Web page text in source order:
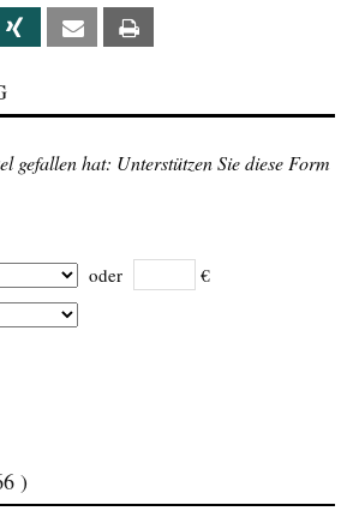
Xing Email
gefallen hat: Unterstützen Sie diese Form
oder €
)